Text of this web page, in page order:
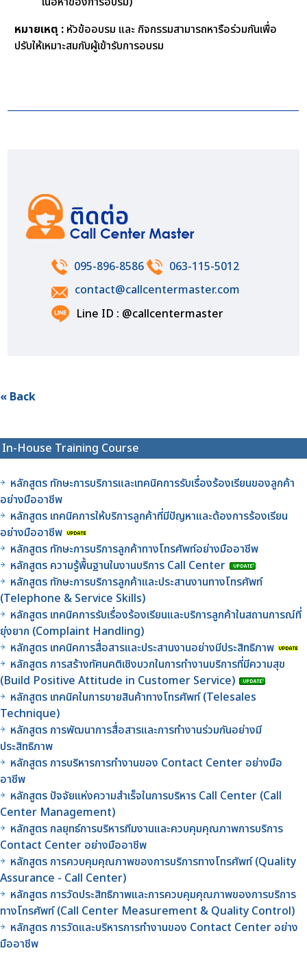
หมายเหตุ : หัวข้ออบรม และ กิจกรรมสามารถหารือร่วมกันเพื่อ
ปรับให้เหมาะสมกับผู้เข้ารับการอบรม
095-896-8586
063-115-5012
contact@callcentermaster.com
Line ID : @callcentermaster
« Back
In-House Training Course
หลักสูตร ทักษะการบริการและเทคนิคการรับเรื่องร้องเรียนของลูกค้า
อย่างมืออาชีพ
หลักสูตร เทคนิคการให้บริการลูกค้าที่มีปัญหาและต้องการร้องเรียน
อย่างมืออาชีพ
หลักสูตร ทักษะการบริการลูกค้าทางโทรศัพท์อย่างมืออาชีพ
หลักสูตร ความรู้พื้นฐานในงานบริการ Call Center
หลักสูตร ทักษะการบริการลูกค้าและประสานงานทางโทรศัพท์
(Telephone & Service Skills)
หลักสูตร เทคนิคการรับเรื่องร้องเรียนและบริการลูกค้าในสถานการณ์ที่
ยุ่งยาก (Complaint Handling)
หลักสูตร เทคนิคการสื่อสารและประสานงานอย่างมีประสิทธิภาพ
หลักสูตร การสร้างทัศนคติเชิงบวกในการทำงานบริการที่มีความสุข
(Build Positive Attitude in Customer Service)
หลักสูตร เทคนิคในการขายสินค้าทางโทรศัพท์ (Telesales
Technique)
หลักสูตร การพัฒนาการสื่อสารและการทำงานร่วมกันอย่างมี
ประสิทธิภาพ
หลักสูตร การบริหารการทำงานของ Contact Center อย่างมือ
อาชีพ
หลักสูตร ปัจจัยแห่งความสำเร็จในการบริหาร Call Center (Call
Center Management)
หลักสูตร กลยุทธ์การบริหารทีมงานและควบคุมคุณภาพการบริการ
Contact Center อย่างมืออาชีพ
หลักสูตร การควบคุมคุณภาพของการบริการทางโทรศัพท์ (Quality
Assurance - Call Center)
หลักสูตร การวัดประสิทธิภาพและการควบคุมคุณภาพของการบริการ
ทางโทรศัพท์ (Call Center Measurement & Quality Control)
หลักสูตร การวัดและบริหารการทำงานของ Contact Center อย่าง
มืออาชีพ